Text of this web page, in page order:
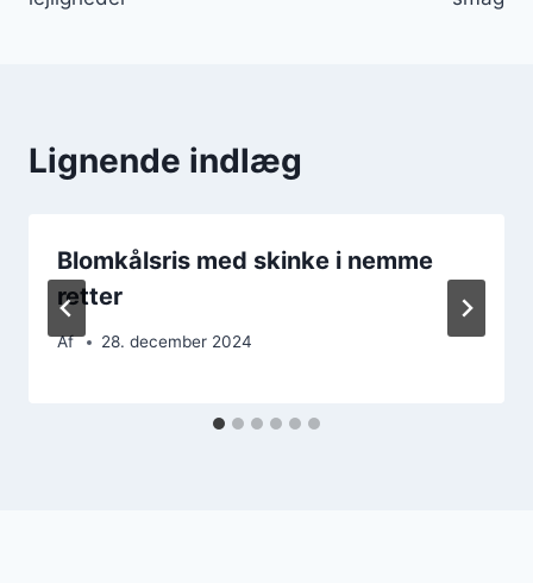
Lignende indlæg
Blomkålsris med skinke i nemme
retter
Af 28. december 2024